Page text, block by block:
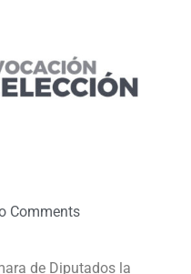
Comments
de Diputados la